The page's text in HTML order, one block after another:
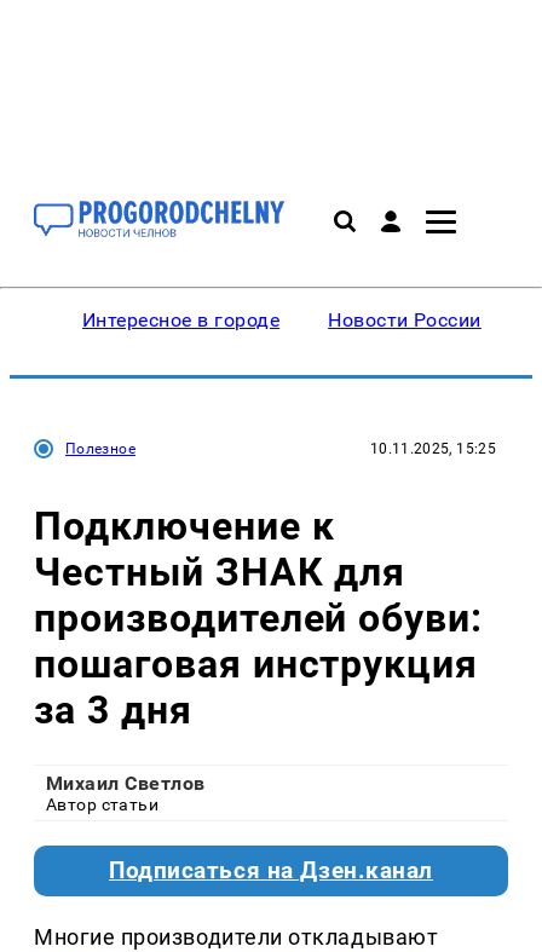
Интересное в городе Новости России
Полезное 10.11.2025, 15:25
Подключение к
Честный ЗНАК для
производителей обуви:
пошаговая инструкция
за 3 дня
Михаил Светлов
Автор статьи
Подписаться на Дзен.канал
Многие производители откладывают